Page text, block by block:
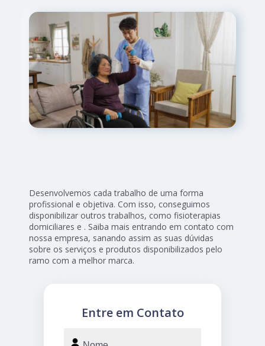
Desenvolvemos cada trabalho de uma forma
profissional e objetiva. Com isso, conseguimos
disponibilizar outros trabalhos, como fisioterapias
domiciliares e . Saiba mais entrando em contato com
nossa empresa, sanando assim as suas dúvidas
sobre os serviços e produtos disponibilizados pelo
ramo com a melhor marca.
Entre em Contato